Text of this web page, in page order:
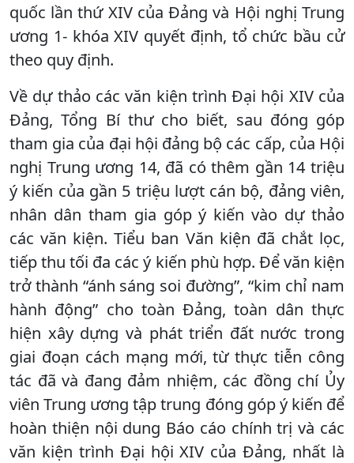
quốc lần thứ XIV của Đảng và Hội nghị Trung
ương 1- khóa XIV quyết định, tổ chức bầu cử
theo quy định.
Về dự thảo các văn kiện trình Đại hội XIV của
Đảng, Tổng Bí thư cho biết, sau đóng góp
tham gia của đại hội đảng bộ các cấp, của Hội
nghị Trung ương 14, đã có thêm gần 14 triệu
ý kiến của gần 5 triệu lượt cán bộ, đảng viên,
nhân dân tham gia góp ý kiến vào dự thảo
các văn kiện. Tiểu ban Văn kiện đã chắt lọc,
tiếp thu tối đa các ý kiến phù hợp. Để văn kiện
trở thành “ánh sáng soi đường”, “kim chỉ nam
hành động” cho toàn Đảng, toàn dân thực
hiện xây dựng và phát triển đất nước trong
giai đoạn cách mạng mới, từ thực tiễn công
tác đã và đang đảm nhiệm, các đồng chí Ủy
viên Trung ương tập trung đóng góp ý kiến để
hoàn thiện nội dung Báo cáo chính trị và các
văn kiện trình Đại hội XIV của Đảng, nhất là